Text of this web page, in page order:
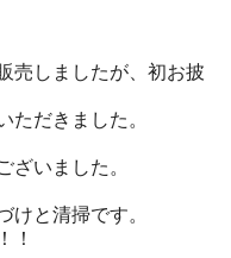
売しましたが、初お披
ただきました。
ざいました。
けと清掃です。
！